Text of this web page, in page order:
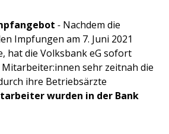
- Nachdem die
Impfungen am 7. Juni 2021
hat die Volksbank eG sofort
sehr zeitnah die
ihre Betriebsärzte
wurden in der Bank